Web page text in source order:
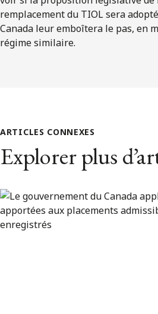
remplacement du TIOL sera
Canada leur emboîtera le pas, en
régime similaire.
ARTICLES CONNEXES
Explorer plus